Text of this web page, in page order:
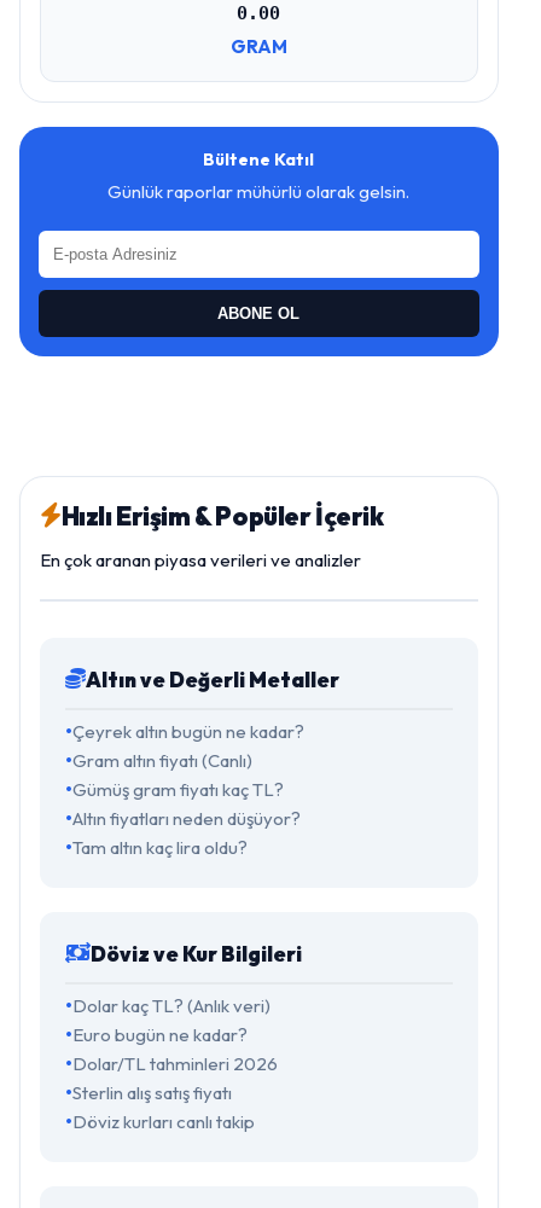
0.00
GRAM
Bültene Katıl
Günlük raporlar mühürlü olarak gelsin.
ABONE OL
Hızlı Erişim & Popüler İçerik
En çok aranan piyasa verileri ve analizler
Altın ve Değerli Metaller
Çeyrek altın bugün ne kadar?
Gram altın fiyatı (Canlı)
Gümüş gram fiyatı kaç TL?
Altın fiyatları neden düşüyor?
Tam altın kaç lira oldu?
Döviz ve Kur Bilgileri
Dolar kaç TL? (Anlık veri)
Euro bugün ne kadar?
Dolar/TL tahminleri 2026
Sterlin alış satış fiyatı
Döviz kurları canlı takip